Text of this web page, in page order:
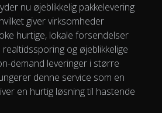
nu øjeblikkelig pakkelevering
giver virksomheder
hurtige, lokale forsendelser
og øjeblikkelige
demand leveringer i større
denne service som en
en hurtig løsning til hastende